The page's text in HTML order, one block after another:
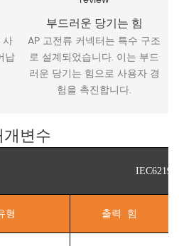
사
납
부드러운 당기는 힘
AP 고전류 커넥터는 특수 구조
로 설계되었습니다. 이는 부드
러운 당기는 힘으로 사용자 경
험을 촉진합니다.
개변수
형 출력 힘